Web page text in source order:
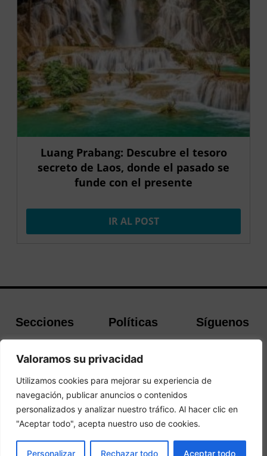
Valoramos su privacidad
Utilizamos cookies para mejorar su experiencia de
navegación, publicar anuncios o contenidos
personalizados y analizar nuestro tráfico. Al hacer clic en
"Aceptar todo", acepta nuestro uso de cookies.
Personalizar Rechazar todo Aceptar todo
PRENOTA
Luang Prabang: Descubre el tesoro
secreto de Laos, donde el pasado se
funde con el presente
IR AL POST
Secciones
Buscador de
Guías de Viajes
Políticas
cookies
Política de
Privacidad
Síguenos
© 2026Todos los derechos reservados.